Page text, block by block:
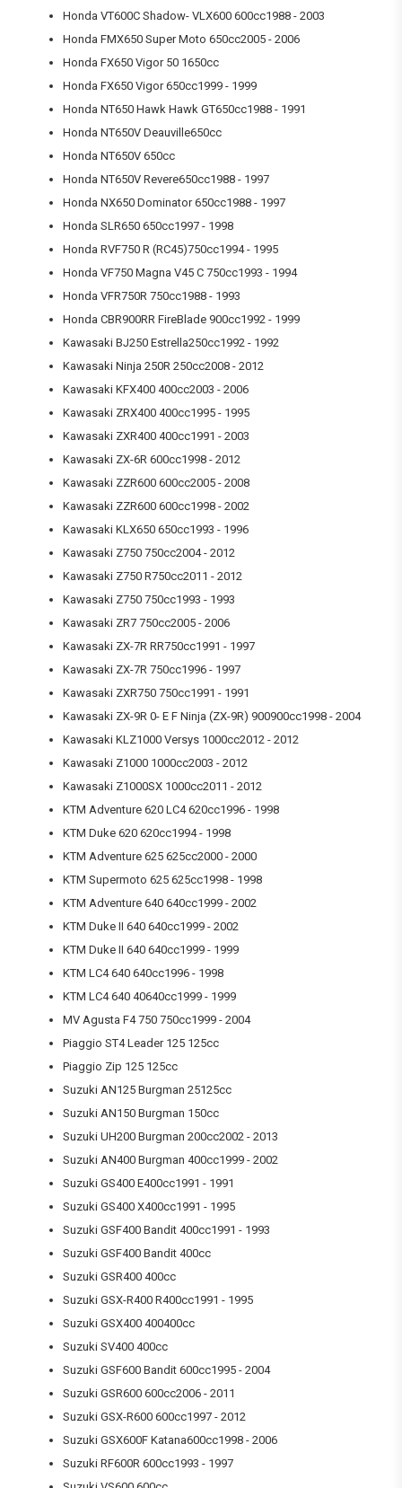
Honda VT600C Shadow- VLX600 600cc1988 - 2003
Honda FMX650 Super Moto 650cc2005 - 2006
Honda FX650 Vigor 50 1650cc
Honda FX650 Vigor 650cc1999 - 1999
Honda NT650 Hawk Hawk GT650cc1988 - 1991
Honda NT650V Deauville650cc
Honda NT650V 650cc
Honda NT650V Revere650cc1988 - 1997
Honda NX650 Dominator 650cc1988 - 1997
Honda SLR650 650cc1997 - 1998
Honda RVF750 R (RC45)750cc1994 - 1995
Honda VF750 Magna V45 C 750cc1993 - 1994
Honda VFR750R 750cc1988 - 1993
Honda CBR900RR FireBlade 900cc1992 - 1999
Kawasaki BJ250 Estrella250cc1992 - 1992
Kawasaki Ninja 250R 250cc2008 - 2012
Kawasaki KFX400 400cc2003 - 2006
Kawasaki ZRX400 400cc1995 - 1995
Kawasaki ZXR400 400cc1991 - 2003
Kawasaki ZX-6R 600cc1998 - 2012
Kawasaki ZZR600 600cc2005 - 2008
Kawasaki ZZR600 600cc1998 - 2002
Kawasaki KLX650 650cc1993 - 1996
Kawasaki Z750 750cc2004 - 2012
Kawasaki Z750 R750cc2011 - 2012
Kawasaki Z750 750cc1993 - 1993
Kawasaki ZR7 750cc2005 - 2006
Kawasaki ZX-7R RR750cc1991 - 1997
Kawasaki ZX-7R 750cc1996 - 1997
Kawasaki ZXR750 750cc1991 - 1991
Kawasaki ZX-9R 0- E F Ninja (ZX-9R) 900900cc1998 - 2004
Kawasaki KLZ1000 Versys 1000cc2012 - 2012
Kawasaki Z1000 1000cc2003 - 2012
Kawasaki Z1000SX 1000cc2011 - 2012
KTM Adventure 620 LC4 620cc1996 - 1998
KTM Duke 620 620cc1994 - 1998
KTM Adventure 625 625cc2000 - 2000
KTM Supermoto 625 625cc1998 - 1998
KTM Adventure 640 640cc1999 - 2002
KTM Duke II 640 640cc1999 - 2002
KTM Duke II 640 640cc1999 - 1999
KTM LC4 640 640cc1996 - 1998
KTM LC4 640 40640cc1999 - 1999
MV Agusta F4 750 750cc1999 - 2004
Piaggio ST4 Leader 125 125cc
Piaggio Zip 125 125cc
Suzuki AN125 Burgman 25125cc
Suzuki AN150 Burgman 150cc
Suzuki UH200 Burgman 200cc2002 - 2013
Suzuki AN400 Burgman 400cc1999 - 2002
Suzuki GS400 E400cc1991 - 1991
Suzuki GS400 X400cc1991 - 1995
Suzuki GSF400 Bandit 400cc1991 - 1993
Suzuki GSF400 Bandit 400cc
Suzuki GSR400 400cc
Suzuki GSX-R400 R400cc1991 - 1995
Suzuki GSX400 400400cc
Suzuki SV400 400cc
Suzuki GSF600 Bandit 600cc1995 - 2004
Suzuki GSR600 600cc2006 - 2011
Suzuki GSX-R600 600cc1997 - 2012
Suzuki GSX600F Katana600cc1998 - 2006
Suzuki RF600R 600cc1993 - 1997